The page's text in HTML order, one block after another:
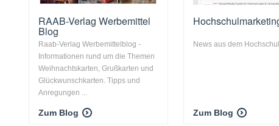
RAAB-Verlag Werbemittel
Blog
Raab-Verlag Werbemittelblog -
Informationen rund um die Themen
Weihnachtskarten, Grußkarten und
Glückwunschkarten. Tipps und
Anregungen ...
Zum Blog
News aus dem
Zum Blog